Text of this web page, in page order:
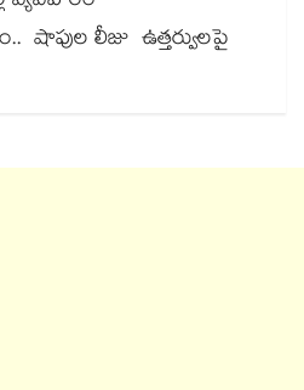
షాపుల లీజు ఉత్తర్వులపై